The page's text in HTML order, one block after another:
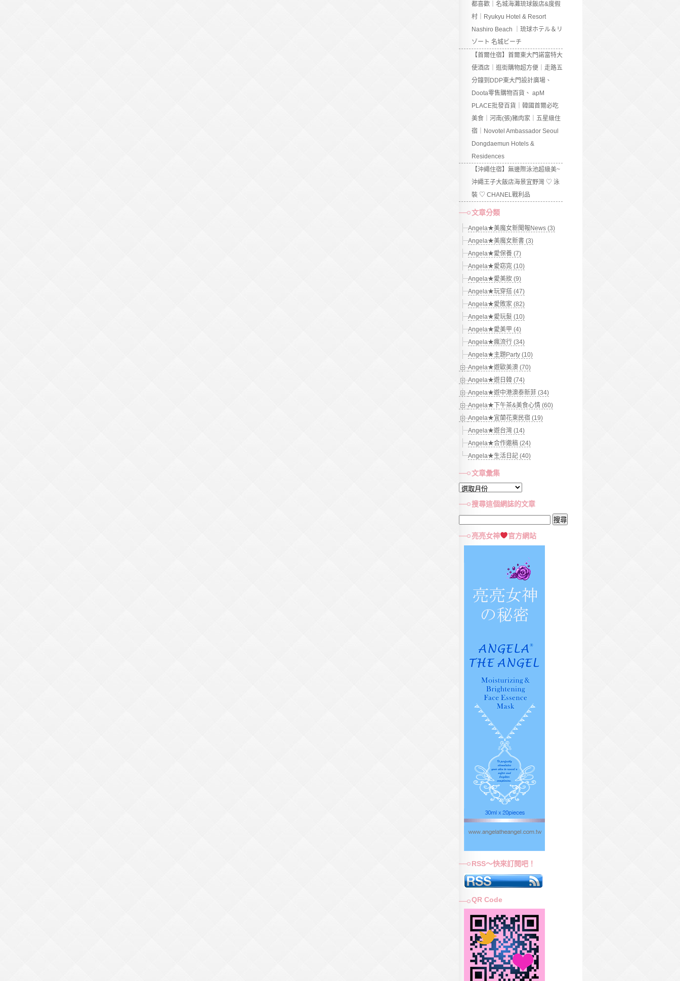
都喜歡｜名城海灘琉球飯店&度假
村｜Ryukyu Hotel & Resort
Nashiro Beach ｜琉球ホテル＆リ
ゾート 名城ビーチ
【首爾住宿】首爾東大門諾富特大
使酒店｜逛街購物超方便｜走路五
分鐘到DDP東大門設計廣場、
Doota零售購物百貨、 apM
PLACE批發百貨｜韓國首爾必吃
美食｜河南(張)豬肉家｜五星級住
宿｜Novotel Ambassador Seoul
Dongdaemun Hotels &
Residences
【沖繩住宿】無邊際泳池超級美~
沖繩王子大飯店海景宜野灣 ♡ 泳
裝 ♡ CHANEL戰利品
文章分類
Angela★美魔女新聞報News (3)
Angela★美魔女新書 (3)
Angela★愛保養 (7)
Angela★愛窈窕 (10)
Angela★愛美妝 (9)
Angela★玩穿搭 (47)
Angela★愛敗家 (82)
Angela★愛玩髮 (10)
Angela★愛美甲 (4)
Angela★瘋流行 (34)
Angela★主題Party (10)
Angela★遊歐美澳 (70)
Angela★遊日韓 (74)
Angela★遊中港澳泰新菲 (34)
Angela★下午茶&美食心情 (60)
Angela★宜蘭花東民宿 (19)
Angela★遊台灣 (14)
Angela★合作邀稿 (24)
Angela★生活日記 (40)
文章彙集
文
彙
集
搜尋這個網誌的文章
關
亮亮女神 官方網站
RSS～快來訂閱吧！
QR Code